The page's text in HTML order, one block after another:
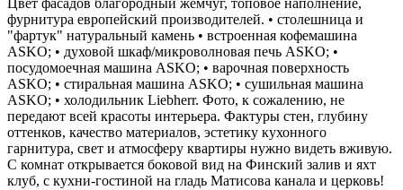
Цвет фасадов благородный жемчуг, топовое наполнение,
фурнитура европейский производителей. • столешница и
"фартук" натуральный камень • встроенная кофемашина
ASKO; • духовой шкаф/микроволновая печь ASKO; •
посудомоечная машина ASKO; • варочная поверхность
ASKO; • стиральная машина ASKO; • сушильная машина
ASKO; • холодильник Liebherr. Фото, к сожалению, не
передают всей красоты интерьера. Фактуры стен, глубину
оттенков, качество материалов, эстетику кухонного
гарнитура, свет и атмосферу квартиры нужно видеть вживую.
С комнат открывается боковой вид на Финский залив и яхт
клуб, с кухни-гостиной на гладь Матисова канала и церковь!